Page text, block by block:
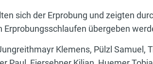
sich der Erprobung und zeigten
Erprobungsschlaufen übergeben
Klemens, Pülzl Samuel,